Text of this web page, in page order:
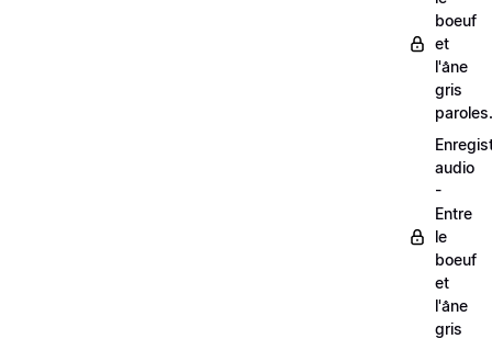
boeuf
et
l'âne
gris
audio
-
Entre
le
boeuf
et
l'âne
gris